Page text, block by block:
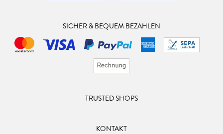
SICHER & BEQUEM BEZAHLEN
TRUSTED SHOPS
KONTAKT